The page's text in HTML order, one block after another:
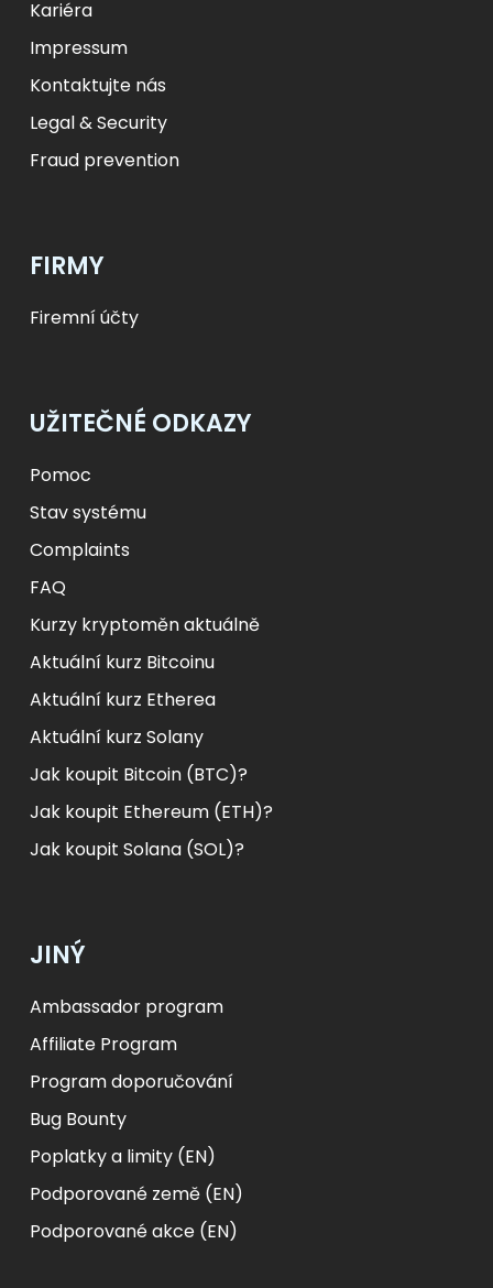
Kariéra
Impressum
Kontaktujte nás
Legal & Security
Fraud prevention
FIRMY
Firemní účty
UŽITEČNÉ ODKAZY
Pomoc
Stav systému
Complaints
FAQ
Kurzy kryptoměn aktuálně
Aktuální kurz Bitcoinu
Aktuální kurz Etherea
Aktuální kurz Solany
Jak koupit Bitcoin (BTC)?
Jak koupit Ethereum (ETH)?
Jak koupit Solana (SOL)?
JINÝ
Ambassador program
Affiliate Program
Program doporučování
Bug Bounty
Poplatky a limity (EN)
Podporované země (EN)
Podporované akce (EN)